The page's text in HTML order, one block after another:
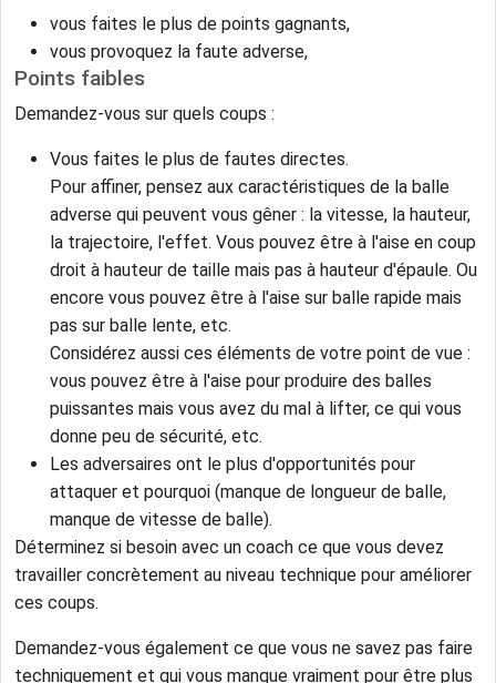
vous faites le plus de points gagnants,
vous provoquez la faute adverse,
Points faibles
Demandez-vous sur quels coups :
Vous faites le plus de fautes directes.
Pour affiner, pensez aux caractéristiques de la balle
adverse qui peuvent vous gêner : la vitesse, la hauteur,
la trajectoire, l'effet. Vous pouvez être à l'aise en coup
droit à hauteur de taille mais pas à hauteur d'épaule. Ou
encore vous pouvez être à l'aise sur balle rapide mais
pas sur balle lente, etc.
Considérez aussi ces éléments de votre point de vue :
vous pouvez être à l'aise pour produire des balles
puissantes mais vous avez du mal à lifter, ce qui vous
donne peu de sécurité, etc.
Les adversaires ont le plus d'opportunités pour
attaquer et pourquoi (manque de longueur de balle,
manque de vitesse de balle).
Déterminez si besoin avec un coach ce que vous devez
travailler concrètement au niveau technique pour améliorer
ces coups.
Demandez-vous également ce que vous ne savez pas faire
techniquement et qui vous manque vraiment pour être plus